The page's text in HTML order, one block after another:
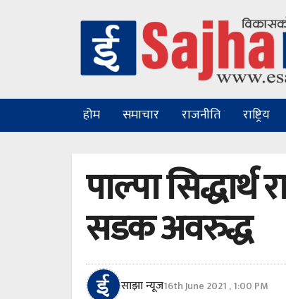
होम समाचार राजनीति राष्ट्रिय
पाल्पा
सडक अवरुद्ध
साझा न्यूज16th June 2021 , 1:00 PM